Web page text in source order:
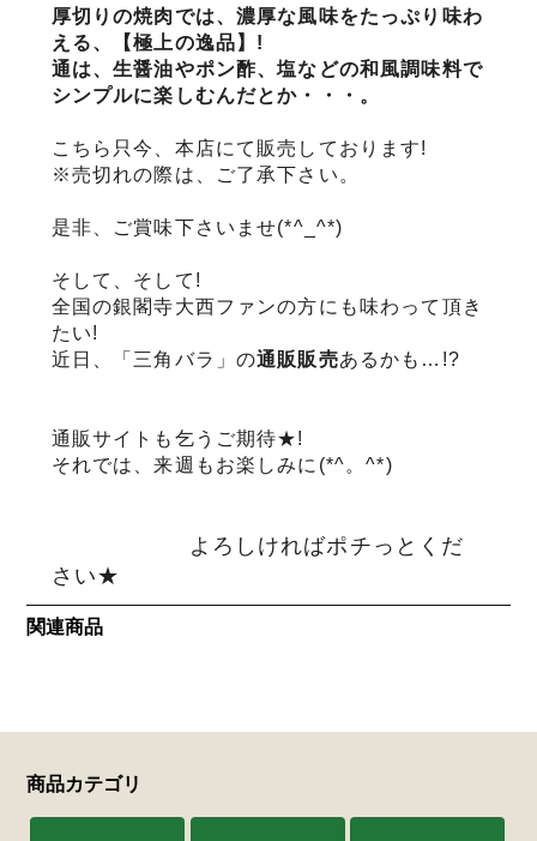
厚切りの焼肉では、濃厚な風味をたっぷり味わ
える、【極上の逸品】!
通は、生醤油やポン酢、塩などの和風調味料で
シンプルに楽しむんだとか・・・。
こちら只今、本店にて販売しております!
※売切れの際は、ご了承下さい。
是非、ご賞味下さいませ(*^_^*)
そして、そして!
全国の銀閣寺大西ファンの方にも味わって頂き
たい!
近日、「三角バラ」の通販販売あるかも…!?
通販サイトも乞うご期待★!
それでは、来週もお楽しみに(*^。^*)
よろしければポチっとくだ
さい★
関連商品
商品カテゴリ